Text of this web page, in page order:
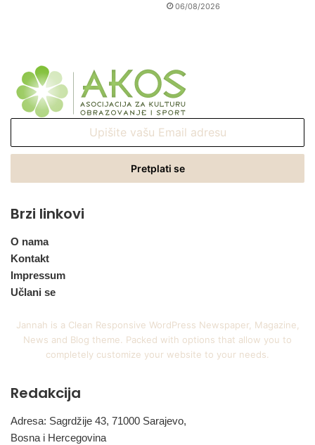
06/08/2026
Email
Brzi linkovi
O nama
Kontakt
Impressum
Učlani se
Jannah is a Clean Responsive WordPress Newspaper, Magazine,
News and Blog theme. Packed with options that allow you to
completely customize your website to your needs.
Redakcija
Adresa: Sagrdžije 43, 71000 Sarajevo,
Bosna i Hercegovina